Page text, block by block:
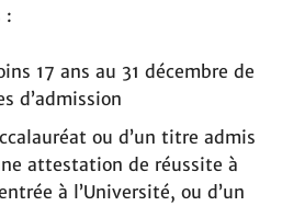
:
17 ans au 31 décembre de
d’admission
ou d’un titre admis
attestation de réussite à
à l’Université, ou d’un